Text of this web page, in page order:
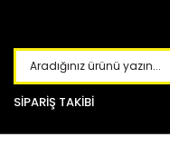
SİPARİŞ TAKİBİ